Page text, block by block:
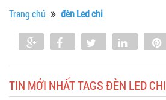
Trang chủ đèn Led chi
Share Share Tweet Share
TIN MỚI NHẤT TAGS ĐÈN LED CHI